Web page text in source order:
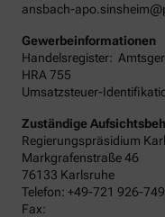
ansbach-
Gewerbeinformationen
Handelsregister:
HRA 755
Umsatzsteuer-
Zuständige
Regierungspräsidium
Markgrafenstraße 46
76133 Karlsruhe
Telefon: +49-721 926-
Fax: